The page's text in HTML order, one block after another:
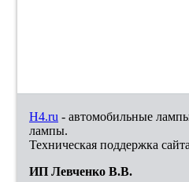
H4.ru - автомобильные
лампы.
Техническая поддержка
ИП Левченко В.В.